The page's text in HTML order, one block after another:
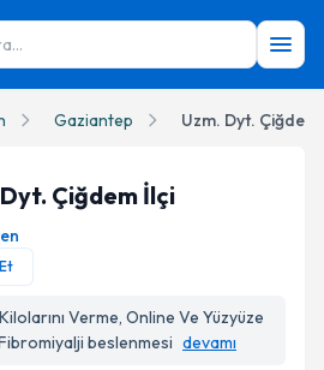
Gaziantep Uzm. Dyt. Çiğdem
Çiğdem İlçi
Verme, Online Ve Yüzyüze
Fibromiyalji beslenmesi devamı